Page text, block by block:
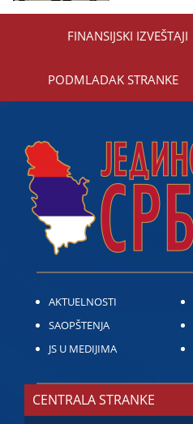
FINANSIЈSKI IZVEŠTAЈI
PODMLADAK STRANKE
AKTUELNOSTI
SAOPŠTENJA
JS U MEDIJIMA
CENTRALA STRANKE